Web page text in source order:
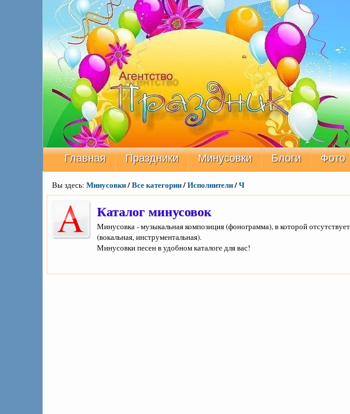
Главная Праздники Минусовки Блоги Фото
Вы здесь: Минусовки/Все категории/Исполнители/Ч
Каталог минусовок
Минусовка - музыкальная композиция (фонограмма), в которой
(вокальная, инструментальная).
Минусовки песен в удобном каталоге для вас!